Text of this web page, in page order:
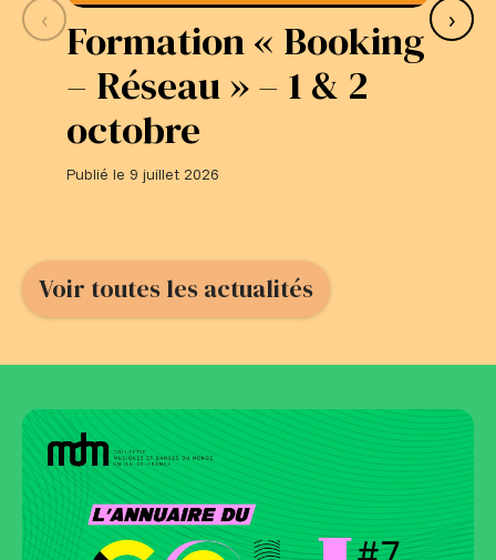
‹
Formation « Booking
– Réseau » – 1 & 2
octobre
Publié le 9 juillet 2026
›
Voir toutes les actualités